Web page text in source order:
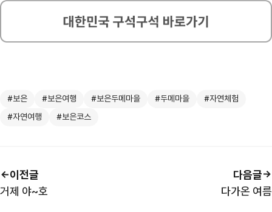
#보은 #보은여행 #보은두메마을 #두메마을
#자연체험
#자연여행
#보은코스
이전글
거제 야~호
다가온 여름
다음글